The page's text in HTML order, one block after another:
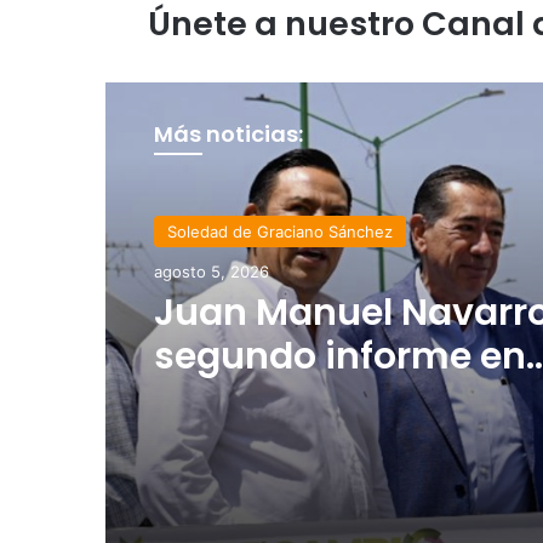
Únete a nuestro Canal
Más noticias:
Soledad de Graciano Sánchez
agosto 5, 2026
Juan Manuel
segundo informe en
Estado
agosto 4, 2026
Luis Mejía inicia
diagnóstico en
Tangamanga y
llegada tras
PRI